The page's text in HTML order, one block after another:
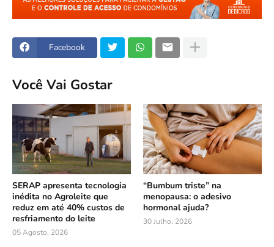
Facebook
Você Vai Gostar
SERAP apresenta tecnologia
inédita no Agroleite que
reduz em até 40% custos de
resfriamento do leite
05 Agosto, 2026
“Bumbum triste” na
menopausa: o adesivo
hormonal ajuda?
30 Julho, 2026